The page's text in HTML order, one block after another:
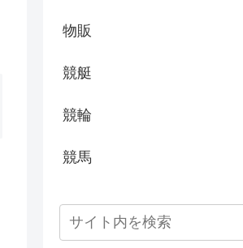
物販
競艇
競輪
競馬